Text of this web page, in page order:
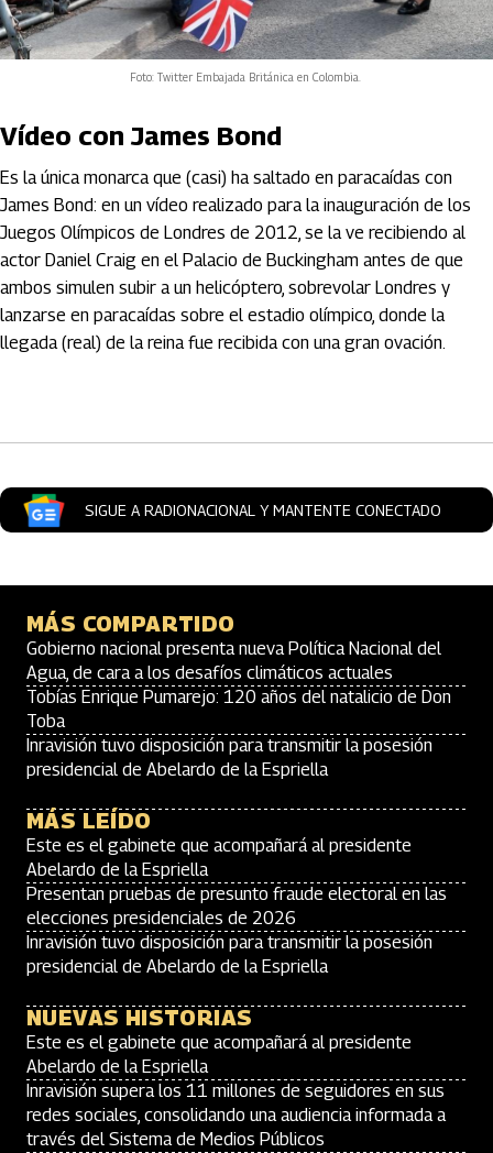
Foto: Twitter Embajada Británica en Colombia.
Vídeo con James Bond
Es la única monarca que (casi) ha saltado en paracaídas con
James Bond: en un vídeo realizado para la inauguración de los
Juegos Olímpicos de Londres de 2012, se la ve recibiendo al
actor Daniel Craig en el Palacio de Buckingham antes de que
ambos simulen subir a un helicóptero, sobrevolar Londres y
lanzarse en paracaídas sobre el estadio olímpico, donde la
llegada (real) de la reina fue recibida con una gran ovación.
SIGUE A RADIONACIONAL Y MANTENTE CONECTADO
MÁS COMPARTIDO
Gobierno nacional presenta nueva Política Nacional del
Agua, de cara a los desafíos climáticos actuales
Tobías Enrique Pumarejo: 120 años del natalicio de Don
Toba
Inravisión tuvo disposición para transmitir la posesión
presidencial de Abelardo de la Espriella
MÁS LEÍDO
Este es el gabinete que acompañará al presidente
Abelardo de la Espriella
Presentan pruebas de presunto fraude electoral en las
elecciones presidenciales de 2026
Inravisión tuvo disposición para transmitir la posesión
presidencial de Abelardo de la Espriella
NUEVAS HISTORIAS
Este es el gabinete que acompañará al presidente
Abelardo de la Espriella
Inravisión supera los 11 millones de seguidores en sus
redes sociales, consolidando una audiencia informada a
través del Sistema de Medios Públicos